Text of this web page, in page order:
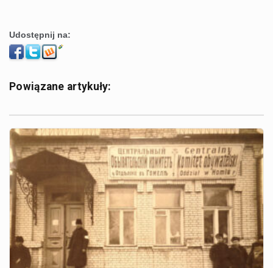
Udostępnij na:
Powiązane artykuły: